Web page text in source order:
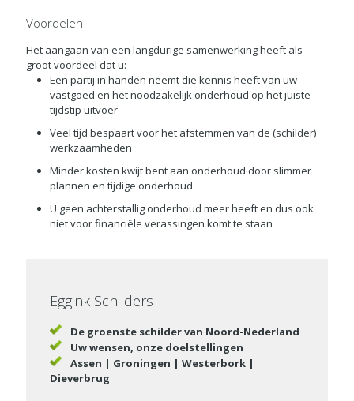
Voordelen
Het aangaan van een langdurige samenwerking heeft als
groot voordeel dat u:
Een partij in handen neemt die kennis heeft van uw
vastgoed en het noodzakelijk onderhoud op het juiste
tijdstip uitvoer
Veel tijd bespaart voor het afstemmen van de (schilder)
werkzaamheden
Minder kosten kwijt bent aan onderhoud door slimmer
plannen en tijdige onderhoud
U geen achterstallig onderhoud meer heeft en dus ook
niet voor financiële verassingen komt te staan
Eggink Schilders
De groenste schilder van Noord-Nederland
Uw wensen, onze doelstellingen
Assen | Groningen | Westerbork |
Dieverbrug